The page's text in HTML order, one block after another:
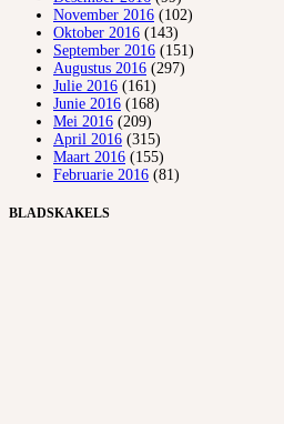
November 2016 (102)
Oktober 2016 (143)
September 2016 (151)
Augustus 2016 (297)
Julie 2016 (161)
Junie 2016 (168)
Mei 2016 (209)
April 2016 (315)
Maart 2016 (155)
Februarie 2016 (81)
BLADSKAKELS